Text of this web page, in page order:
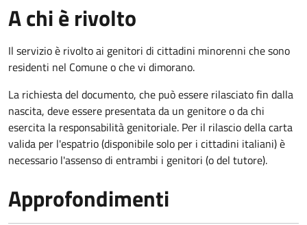
A chi è rivolto
Il servizio è rivolto ai genitori di cittadini minorenni che sono
residenti nel Comune o che vi dimorano.
La richiesta del documento, che può essere rilasciato fin dalla
nascita, deve essere presentata da un genitore o da chi
esercita la responsabilità genitoriale. Per il rilascio della carta
valida per l'espatrio (disponibile solo per i cittadini italiani) è
necessario l'assenso di entrambi i genitori (o del tutore).
Approfondimenti